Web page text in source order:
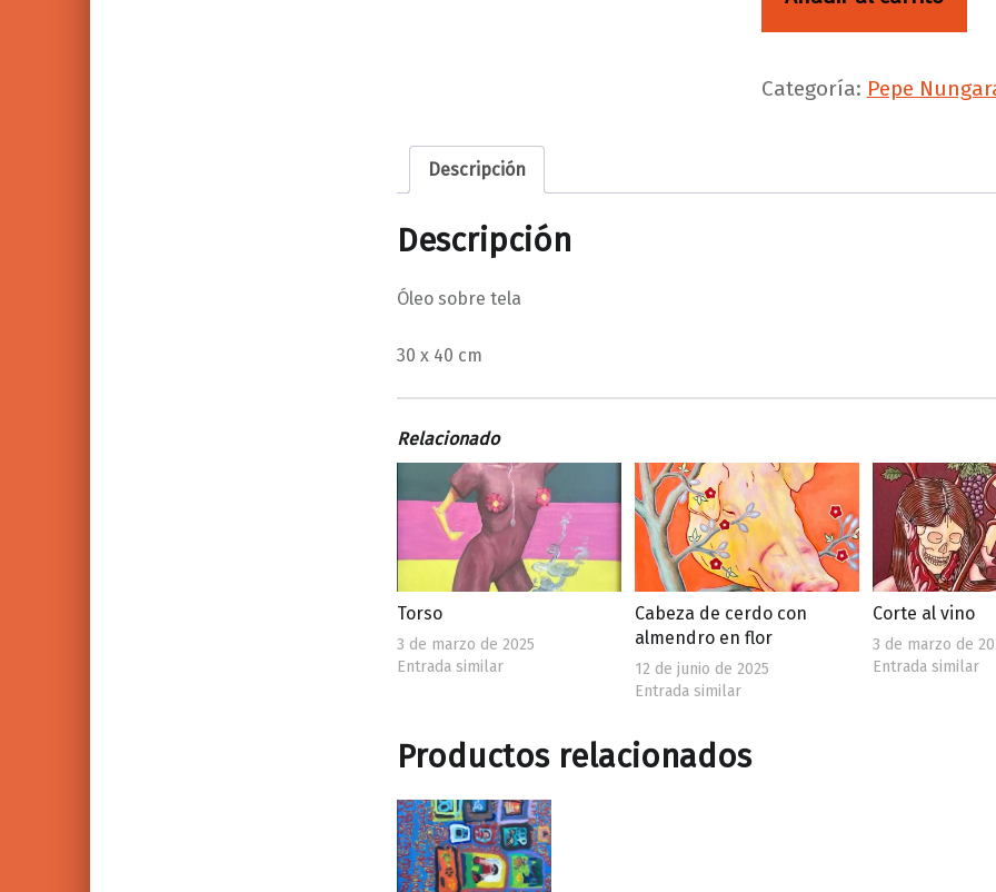
Categoría: Pepe
Descripción
Descripción
Óleo sobre tela
30 x 40 cm
Relacionado
Torso
3 de marzo de 2025
Entrada similar
Cabeza de cerdo con
almendro en flor
12 de junio de 2025
Entrada similar
Corte al vino
3 de marzo de
Entrada similar
Productos relacionados